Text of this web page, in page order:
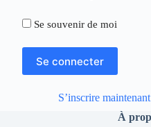
Se souvenir de moi
S’inscrire maintenant
À